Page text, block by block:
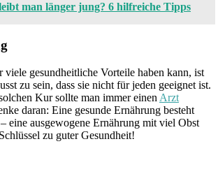
man länger jung? 6 hilfreiche Tipps
gesundheitliche Vorteile haben kann, ist
zu sein, dass sie nicht für jeden geeignet ist.
Kur sollte man immer einen Arzt
daran: Eine gesunde Ernährung besteht
eine ausgewogene Ernährung mit viel Obst
zu guter Gesundheit!